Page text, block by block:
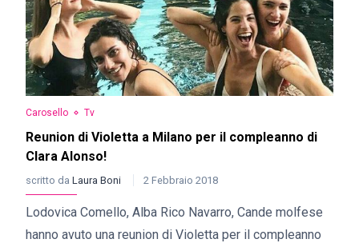
Carosello Tv
Reunion di Violetta a Milano per il compleanno di
Clara Alonso!
scritto da Laura Boni 2 Febbraio 2018
Lodovica Comello, Alba Rico Navarro, Cande molfese
hanno avuto una reunion di Violetta per il compleanno